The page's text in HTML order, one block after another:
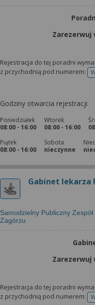
Rejestracja do tej poradni
z przychodnią pod numerem:
Godziny otwarcia rejestracji:
Poniedziałek
08:00 - 16:00
Wtorek
08:00 - 16:00
Piątek
08:00 - 16:00
Sobota
nieczynne
Gabinet lekarza
Samodzielny Publiczny
Zagórzu
Rejestracja do tej poradni
z przychodnią pod numerem: